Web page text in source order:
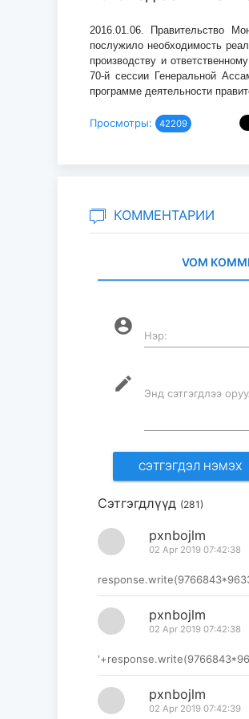
2016.01.06. Правительство
послужило необходимость
производству и
70-й сессии Генеральной
программе деятельности
Просмотры: 42209
КОММЕНТАРИИ
VOM
account_circle Нэр:
mode_edit Энд сэтгэгдлээ
Сэтгэгдлүүд (281)
pxnbojlm
02 Apr 2019 07:42:38
pxnbojlm
02 Apr 2019 07:42:38
pxnbojlm
02 Apr 2019 07:42:39